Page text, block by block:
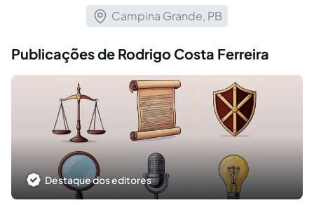
Campina Grande, PB
Publicações de Rodrigo Costa Ferreira
Destaque dos editores